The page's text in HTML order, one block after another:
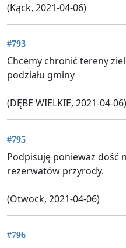
(Kąck, 2021-04-06)
#793
Chcemy chronić tereny
podziału gminy
(DĘBE WIELKIE, 2021-04-06)
#795
Podpisuję poniewaz dość
rezerwatów przyrody.
(Otwock, 2021-04-06)
#796